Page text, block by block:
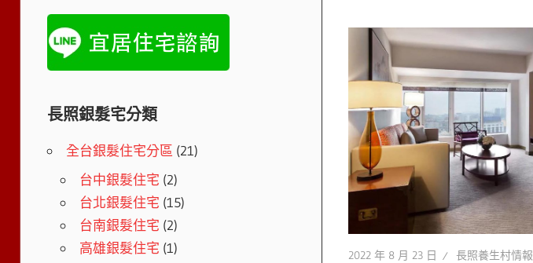
2022 年 8 月 23 日 長照養生村情報
長照銀髮宅分類
全台銀髮住宅分區 (21)
台中銀髮住宅 (2)
台北銀髮住宅 (15)
台南銀髮住宅 (2)
高雄銀髮住宅 (1)